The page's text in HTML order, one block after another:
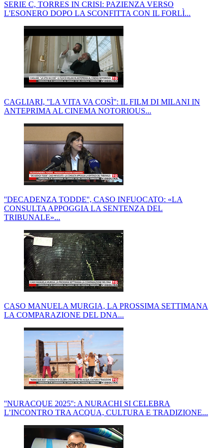
SERIE C, TORRES IN CRISI: PAZIENZA VERSO
L'ESONERO DOPO LA SCONFITTA CON IL FORLÌ...
CAGLIARI, ''LA VITA VA COSÌ'': IL FILM DI MILANI IN
ANTEPRIMA AL CINEMA NOTORIOUS...
''DECADENZA TODDE'', CASO INFUOCATO: «LA
CONSULTA APPOGGIA LA SENTENZA DEL
TRIBUNALE»...
CASO MANUELA MURGIA, LA PROSSIMA SETTIMANA
LA COMPARAZIONE DEL DNA...
''NURACQUE 2025'': A NURACHI SI CELEBRA
L’INCONTRO TRA ACQUA, CULTURA E TRADIZIONE...